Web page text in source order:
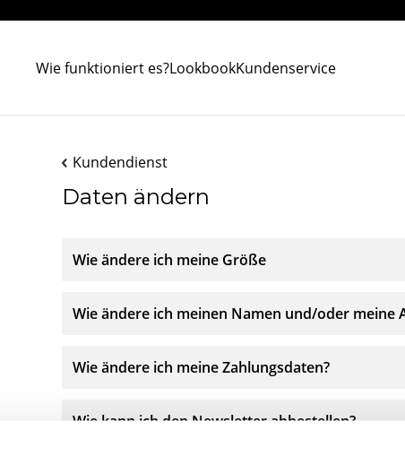
Wie funktioniert es?LookbookKundenservice
Kundendienst
Daten ändern
Wie ändere ich meine Größe
Wie ändere ich meinen Namen und/oder meine
Wie ändere ich meine Zahlungsdaten?
Wie kann ich den Newsletter abbestellen?